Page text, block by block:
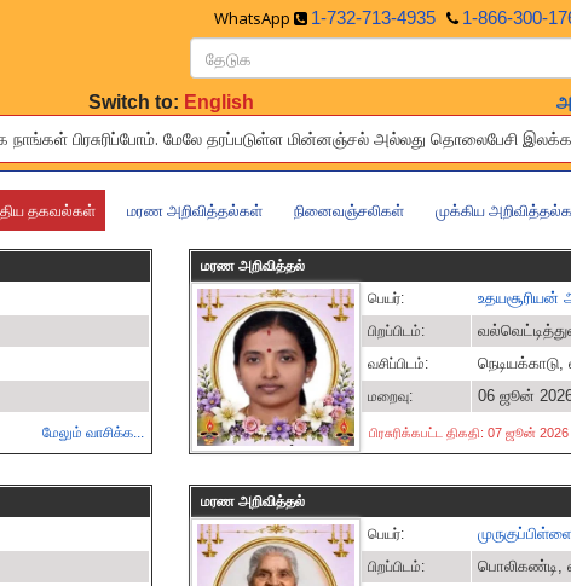
WhatsApp 1-732-713-4935 1-866-300-
Switch to: English
பிரசுரிப்போம். மேலே தரப்ப‌‌‌‌‌‌டுள்ள‍‍‍‍‌ மின்னஞ்சல் அல்லது தொலைபேசி
and friends to others living around the world free of charge.
தகவல்கள் மரண அறிவித்தல்கள் நினைவஞ்சலிகள் முக்கிய
மேலும் வாசிக்க...
மரண அறிவித்தல்
பெயர்:
உதயசூரியன்
பிறப்பிடம்:
வசிப்பிடம்:
மறைவு: 06 ஜூன்
பிரசுரிக்கபட்ட திகதி: 07 ஜூன் 2026
மரண அறிவித்தல்
பெயர்:
பிறப்பிடம்: பொலிகண்டி,